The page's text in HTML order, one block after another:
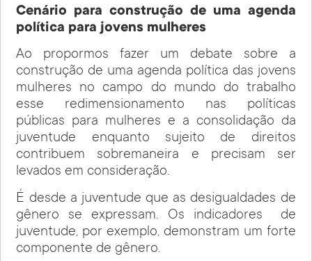
Cenário para construção de uma agenda
política para jovens mulheres
Ao propormos fazer um debate sobre a
construção de uma agenda política das jovens
mulheres no campo do mundo do trabalho
esse redimensionamento nas políticas
públicas para mulheres e a consolidação da
juventude enquanto sujeito de direitos
contribuem sobremaneira e precisam ser
levados em consideração.
É desde a juventude que as desigualdades de
gênero se expressam. Os indicadores de
juventude, por exemplo, demonstram um forte
componente de gênero.